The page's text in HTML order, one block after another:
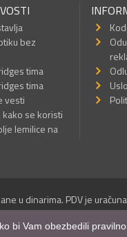
bez
tima
tima
vesti
kako se koristi
lemilice na
u dinarima. PDV je
- 2026. Sva prava su
|Izdrada Internet
bi Vam obezbedili